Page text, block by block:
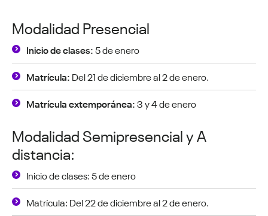
Modalidad Presencial
Inicio de clases:5 de enero
Matrícula: Del 21 de diciembre al 2 de enero.
Matrícula extemporánea:3 y 4 de enero
Modalidad Semipresencial y A
distancia:
Inicio de clases: 5 de enero
Matrícula: Del 22 de diciembre al 2 de enero.